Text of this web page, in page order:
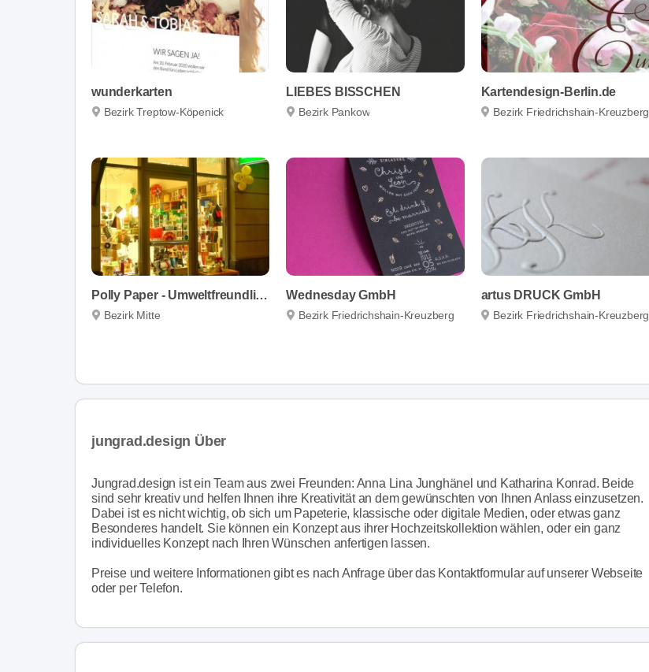
wunderkarten
Bezirk Treptow-Köpenick
LIEBES BISSCHEN
Bezirk Pankow
Kartendesign-Berlin.de
Bezirk Friedrichshain-Kreuzberg
Polly Paper - Umweltfreundliche Schreibwaren
Bezirk Mitte
Wednesday GmbH
Bezirk Friedrichshain-Kreuzberg
artus DRUCK GmbH
Bezirk Friedrichshain-Kreuzberg
jungrad.design Über
Jungrad.design ist ein Team aus zwei Freunden: Anna Lina Junghänel und Katharina Konrad. Beide
sind sehr kreativ und helfen Ihnen ihre Kreativität an dem gewünschten von Ihnen Anlass einzusetzen.
Dabei ist es nicht wichtig, ob sich um Papeterie, klassische oder digitale Medien, oder etwas ganz
Besonderes handelt. Sie können ein Konzept aus ihrer Hochzeitskollektion wählen, oder ein ganz
individuelles Konzept nach Ihren Wünschen anfertigen lassen.
Preise und weitere Informationen gibt es nach Anfrage über das Kontaktformular auf unserer Webseite
oder per Telefon.